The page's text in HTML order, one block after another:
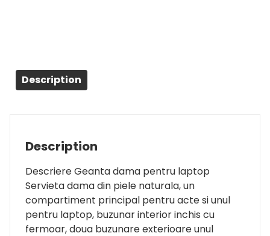
Description
Description
Descriere Geanta dama pentru laptop
Servieta dama din piele naturala, un
compartiment principal pentru acte si unul
pentru laptop, buzunar interior inchis cu
fermoar, doua buzunare exterioare unul